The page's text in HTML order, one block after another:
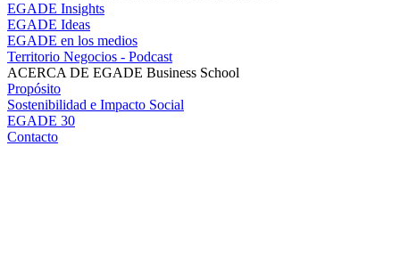
EGADE Insights
EGADE Ideas
EGADE en los medios
Territorio Negocios - Podcast
ACERCA DE EGADE Business School
Propósito
Sostenibilidad e Impacto Social
EGADE 30
Contacto